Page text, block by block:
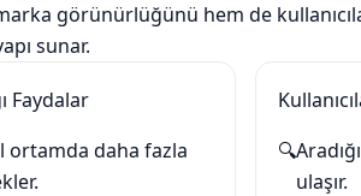
görünürlüğünü hem de
sunar.
Faydalar
ortamda daha fazla
🔍
ulaşır.